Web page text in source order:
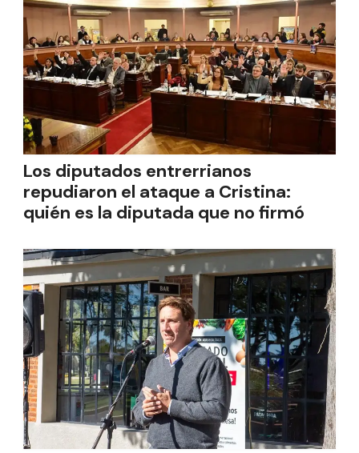
Los diputados entrerrianos
repudiaron el ataque a Cristina:
quién es la diputada que no firmó